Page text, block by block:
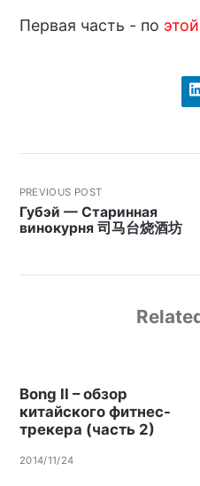
Первая часть - по
PREVIOUS POST
Губэй — Старинная
винокурня 司马台烧酒坊
Bong II – обзор
китайского фитнес-
трекера (часть 2)
2014/11/24